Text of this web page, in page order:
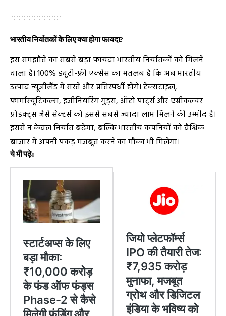
भारतीय निर्यातकों के लिए क्या होगा फायदा?
इस समझौते का सबसे बड़ा फायदा भारतीय निर्यातकों को मिलने
वाला है। 100% ड्यूटी-फ्री एक्सेस का मतलब है कि अब भारतीय
उत्पाद न्यूजीलैंड में सस्ते और प्रतिस्पर्धी होंगे। टेक्सटाइल,
फार्मास्यूटिकल्स, इंजीनियरिंग गुड्स, ऑटो पार्ट्स और एग्रीकल्चर
प्रोडक्ट्स जैसे सेक्टर्स को इससे सबसे ज्यादा लाभ मिलने की उम्मीद है।
इससे न केवल निर्यात बढ़ेगा, बल्कि भारतीय कंपनियों को वैश्विक
बाजार में अपनी पकड़ मजबूत करने का मौका भी मिलेगा।
ये भी पढ़े: